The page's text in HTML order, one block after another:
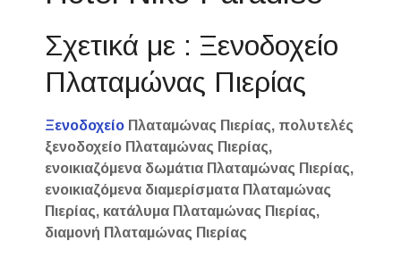
Σχετικά με : Ξενοδοχείο
Πλαταμώνας Πιερίας
Ξενοδοχείο Πλαταμώνας Πιερίας, πολυτελές
ξενοδοχείο Πλαταμώνας Πιερίας,
ενοικιαζόμενα δωμάτια Πλαταμώνας Πιερίας,
ενοικιαζόμενα διαμερίσματα Πλαταμώνας
Πιερίας, κατάλυμα Πλαταμώνας Πιερίας,
διαμονή Πλαταμώνας Πιερίας